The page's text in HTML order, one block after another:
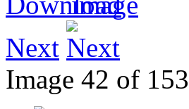
Next
Image 42 of 153